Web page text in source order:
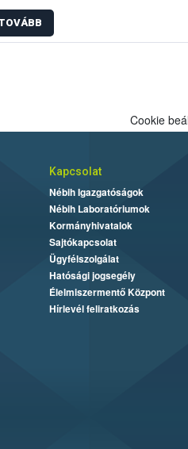
Cookie
Kapcsolat
Nébih Igazgatóságok
Nébih Laboratóriumok
Kormányhivatalok
Sajtókapcsolat
Ügyfélszolgálat
Hatósági jogsegély
Élelmiszermentő Központ
Hírlevél feliratkozás